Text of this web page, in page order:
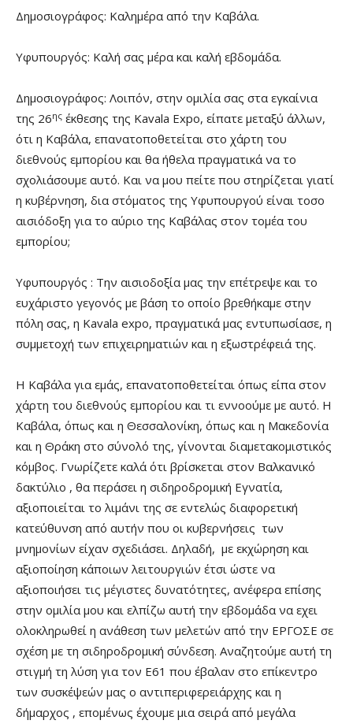
Δημοσιογράφος: Καλημέρα από την Καβάλα.
Υφυπουργός: Καλή σας μέρα και καλή εβδομάδα.
Δημοσιογράφος: Λοιπόν, στην ομιλία σας στα εγκαίνια
της 26ης έκθεσης της Kavala Expo, είπατε μεταξύ άλλων,
ότι η Καβάλα, επανατοποθετείται στο χάρτη του
διεθνούς εμπορίου και θα ήθελα πραγματικά να το
σχολιάσουμε αυτό. Και να μου πείτε που στηρίζεται γιατί
η κυβέρνηση, δια στόματος της Υφυπουργού είναι τοσο
αισιόδοξη για το αύριο της Καβάλας στον τομέα του
εμπορίου;
Υφυπουργός : Την αισιοδοξία μας την επέτρεψε και το
ευχάριστο γεγονός με βάση το οποίο βρεθήκαμε στην
πόλη σας, η Kavala expo, πραγματικά μας εντυπωσίασε, η
συμμετοχή των επιχειρηματιών και η εξωστρέφειά της.
Η Καβάλα για εμάς, επανατοποθετείται όπως είπα στον
χάρτη του διεθνούς εμπορίου και τι εννοούμε με αυτό. Η
Καβάλα, όπως και η Θεσσαλονίκη, όπως και η Μακεδονία
και η Θράκη στο σύνολό της, γίνονται διαμετακομιστικός
κόμβος. Γνωρίζετε καλά ότι βρίσκεται στον Βαλκανικό
δακτύλιο , θα περάσει η σιδηροδρομική Εγνατία,
αξιοποιείται το λιμάνι της σε εντελώς διαφορετική
κατεύθυνση από αυτήν που οι κυβερνήσεις των
μνημονίων είχαν σχεδιάσει. Δηλαδή, με εκχώρηση και
αξιοποίηση κάποιων λειτουργιών έτσι ώστε να
αξιοποιήσει τις μέγιστες δυνατότητες, ανέφερα επίσης
στην ομιλία μου και ελπίζω αυτή την εβδομάδα να εχει
ολοκληρωθεί η ανάθεση των μελετών από την ΕΡΓΟΣΕ σε
σχέση με τη σιδηροδρομική σύνδεση. Αναζητούμε αυτή τη
στιγμή τη λύση για τον Ε61 που έβαλαν στο επίκεντρο
των συσκέψεών μας ο αντιπεριφερειάρχης και η
δήμαρχος , επομένως έχουμε μια σειρά από μεγάλα